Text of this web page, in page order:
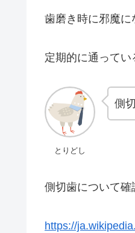
歯磨き時に邪魔に
定期的に通ってい
とりどし
側
側切歯について確
https://